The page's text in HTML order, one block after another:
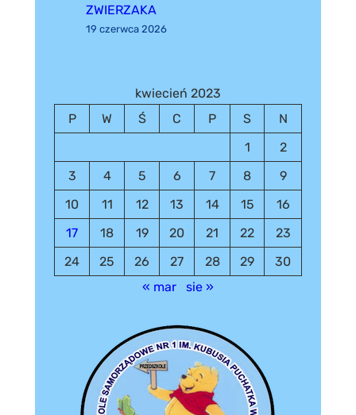
ZWIERZAKA
19 czerwca 2026
kwiecień 2023
P
W Ś C P S
N
1
2
3
4 5 6 7 8
9
10
11 12 13 14 15
16
17
18 19 20 21 22
23
24
25 26 27 28 29
30
« mar
sie »